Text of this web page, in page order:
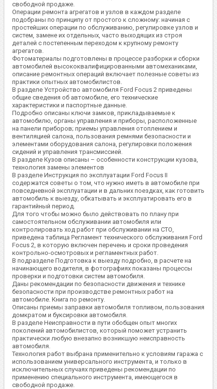
свободной продаже.
Операции ремонта агрегатов и узлов в каждом разделе
подобраны по принципу от простого к сложному: начиная с
простейших операции по обслуживанию, регулировке узлов и
систем, замене их отдельных, часто выходящих из строя
деталей с постепенным переходом к крупному ремонту
агрегатов.
Фотоматериалы подготовлены в процессе разборки и сборки
автомобилей высококвалифицированными автомеханиками,
описание ремонтных операций включает полезные советы из
практики опытных автомобилистов.
В разделе Устройство автомобиля Ford Focus 2 приведены
общие сведения об автомобиле, его технические
характеристики и паспортные данные.
Подробно описаны ключи замков, прикладываемые к
автомобилю, органы управления и приборы, расположенные
на панели приборов; приемы управления отоплением и
вентиляцией салона, пользования ремнями безопасности и
элементами оборудования салона, регулировки положения
сидений и управления трансмиссией.
В разделе Кузов описаны – особенности конструкции кузова,
технология замены элементов
В разделе Инструкция по эксплуатации Ford Focus II
содержатся советы о том, что нужно иметь в автомобиле при
повседневной эксплуатации и в дальних поездках, как готовить
автомобиль к выезду, обкатывать и эксплуатировать его в
гарантийный период.
Для того чтобы можно было действовать по плану при
самостоятельном обслуживании автомобиля или
контролировать ход работ при обслуживании на СТО,
приведена таблица Регламент технического обслуживания Ford
Focus 2, в которую включен перечень и сроки проведения
контрольно-осмотровых и регламентных работ.
В подразделе Подготовка к выезду подробно, в расчете на
начинающего водителя, в фотографиях показаны процессы
проверки и подготовки систем автомобиля.
Даны рекомендации по безопасности движения и технике
безопасности при производстве ремонтных работ на
автомобиле. Книга по ремонту.
Описаны приемы заправки автомобиля топливом, пользования
домкратом и буксировки автомобиля.
В разделе Неисправности в пути обобщен опыт многих
поколений автомобилистов, который поможет устранить
практически любую внезапно возникшую неисправность
автомобиля.
Технология работ выбрана применительно к условиям гаража с
использованием универсального инструмента, и только в
исключительных случаях приведены рекомендации по
применению специального инструмента, имеющегося в
свободной продаже.